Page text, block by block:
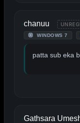
chanuu
WINDOWS 7
patta sub eka
Gathsara